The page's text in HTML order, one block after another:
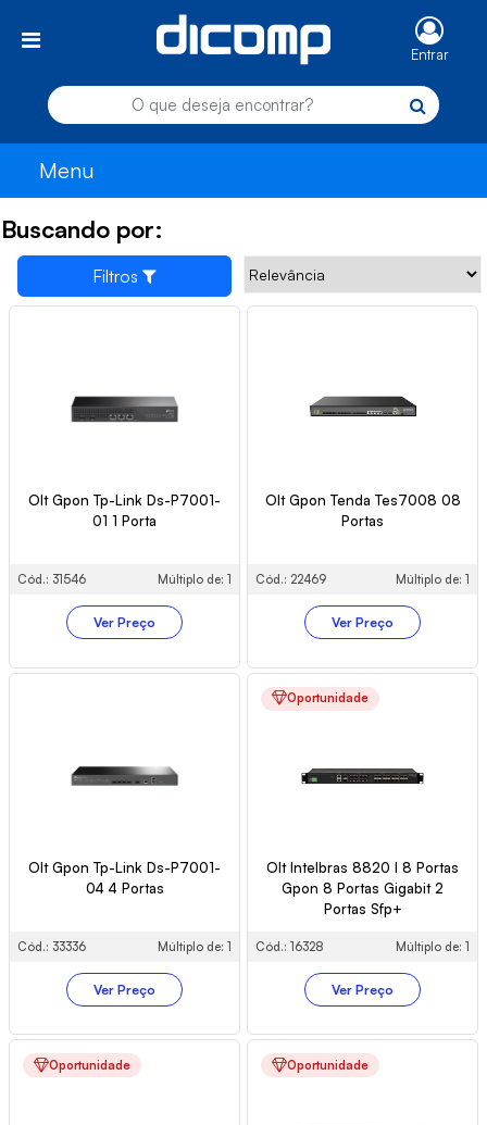
Entrar
Menu
Buscando por:
Filtros
Olt Gpon Tp-Link Ds-P7001-
01 1 Porta
Cód.: 31546 Múltiplo de: 1
Ver Preço
Olt Gpon Tenda Tes7008 08
Portas
Cód.: 22469 Múltiplo de: 1
Ver Preço
Olt Gpon Tp-Link Ds-P7001-
04 4 Portas
Cód.: 33336 Múltiplo de: 1
Ver Preço
Oportunidade
Olt Intelbras 8820 I 8 Portas
Gpon 8 Portas Gigabit 2
Portas Sfp+
Cód.: 16328 Múltiplo de: 1
Ver Preço
Oportunidade Oportunidade